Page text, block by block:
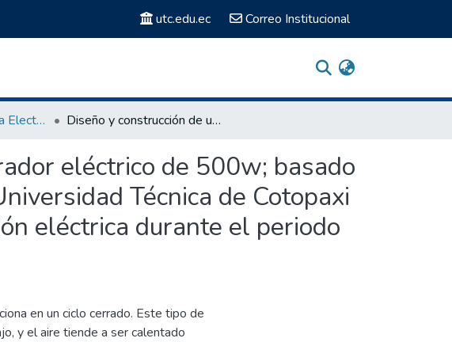
utc.edu.ec Correo Institucional
Titulación - Ingeniería Electromecánica Diseño y construcción de un prototipo de generador eléctrico de 500w; basado en el principio termodinámico stirling, para la Universidad Técnica de Cotopaxi que servirá como módulo didáctico de generación eléctrica durante el periodo 2012-2013
eléctrico de 500w; basado
Técnica de Cotopaxi
eléctrica durante el periodo
en un ciclo cerrado. Este tipo de
y el aire tiende a ser calentado